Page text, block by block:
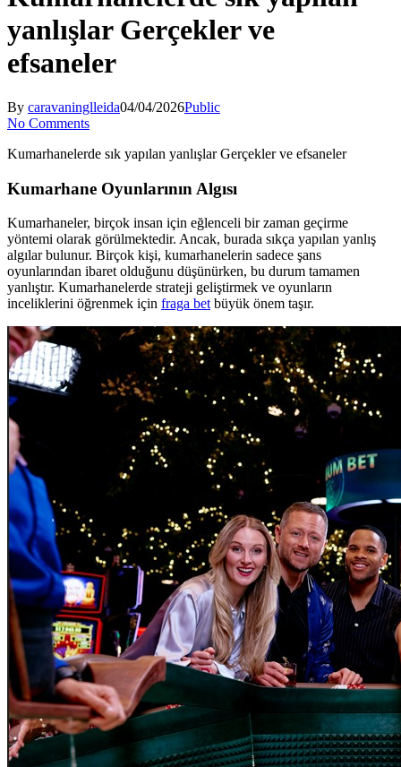
yanlışlar Gerçekler ve
efsaneler
By caravaninglleida04/04/2026Public
No Comments
Kumarhanelerde sık yapılan yanlışlar Gerçekler ve efsaneler
Kumarhane Oyunlarının Algısı
Kumarhaneler, birçok insan için eğlenceli bir zaman geçirme
yöntemi olarak görülmektedir. Ancak, burada sıkça yapılan yanlış
algılar bulunur. Birçok kişi, kumarhanelerin sadece şans
oyunlarından ibaret olduğunu düşünürken, bu durum tamamen
yanlıştır. Kumarhanelerde strateji geliştirmek ve oyunların
inceliklerini öğrenmek için fraga bet büyük önem taşır.